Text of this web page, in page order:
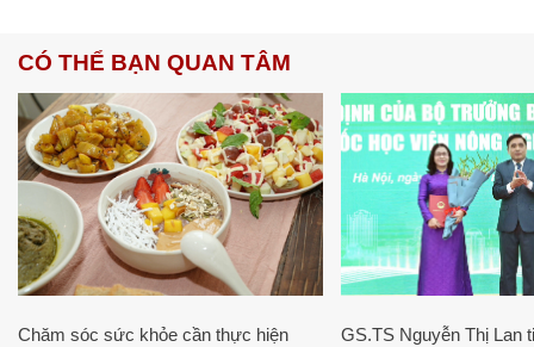
CÓ THỂ BẠN QUAN TÂM
Chăm sóc sức khỏe cần thực hiện
GS.TS Nguyễn Thị Lan